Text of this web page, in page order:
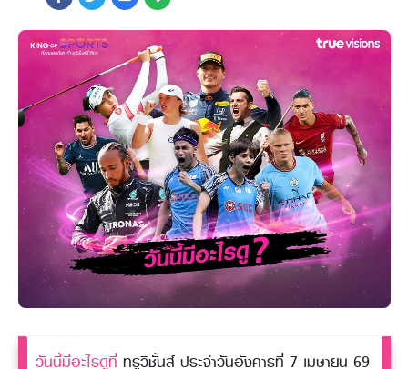
หาร้านร่วมรายการ
FAQs
วันนี้มีอะไรดูที่ ทรูวิชั่นส์ ประจำวันอังคารที่ 7 เมษายน 69